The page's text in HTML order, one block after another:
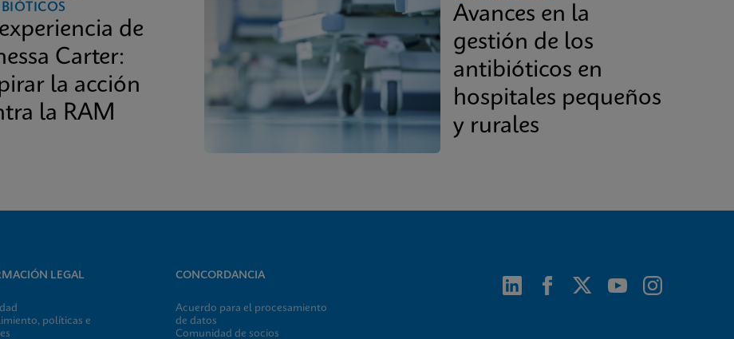
de
Carter:
la acción
la RAM
Avances en la
gestión de los
antibióticos en
hospitales pequeños
y rurales
LEGAL
políticas e
CONCORDANCIA
Acuerdo para el procesamiento
de datos
Comunidad de socios